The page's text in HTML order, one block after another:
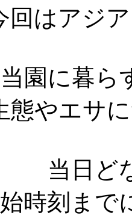
回はアジ
当園に暮ら
態やエサ
当日ど
時刻まで